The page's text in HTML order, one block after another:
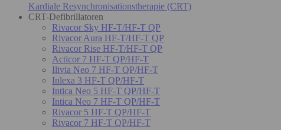
Kardiale Resynchronisationstherapie (CRT)
CRT-Defibrillatoren
Rivacor Sky HF-T/HF-T QP
Rivacor Aura HF-T/HF-T QP
Rivacor Rise HF-T/HF-T QP
Acticor 7 HF-T QP/HF-T
Ilivia Neo 7 HF-T QP/HF-T
Inlexa 3 HF-T QP/HF-T
Intica Neo 5 HF-T QP/HF-T
Intica Neo 7 HF-T QP/HF-T
Rivacor 5 HF-T QP/HF-T
Rivacor 7 HF-T QP/HF-T